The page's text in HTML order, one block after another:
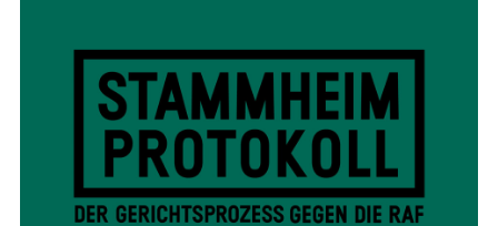
Nord
Gosuto House
19.06.2027